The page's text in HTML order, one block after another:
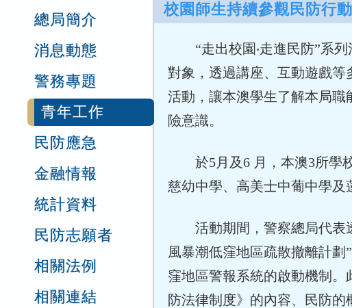
總局簡介
消息動態
警務專題
青年工作
民防應急
金融情報
統計資料
民防志願者
相關法例
相關連結
校園師生持續參觀民防行
“走出校園‧走進民防”系
對象，透過講座、互動遊戲
活動，讓本澳學生了解本局
險意識。
於5月及6 月，本澳3所學
慈幼中學、高美士中葡中學及
活動期間，警察總局代表
風暴潮低窪地區疏散撤離計
窪地區警報系統的啟動機制。
防法律制度》的內容、民防